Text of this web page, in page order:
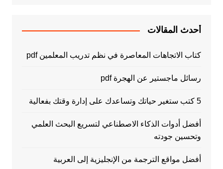
أحدث المقالات
كتاب الاتجاهات المعاصرة في نظم تدريب المعلمين pdf
رسائل ماجستير عن الهجرة pdf
5 كتب ستغير حياتك وتساعدك على إدارة وقتك بفعالية
أفضل أدوات الذكاء الاصطناعي لتسريع البحث العلمي
وتحسين جودته
أفضل مواقع الترجمة من الإنجليزية إلى العربية